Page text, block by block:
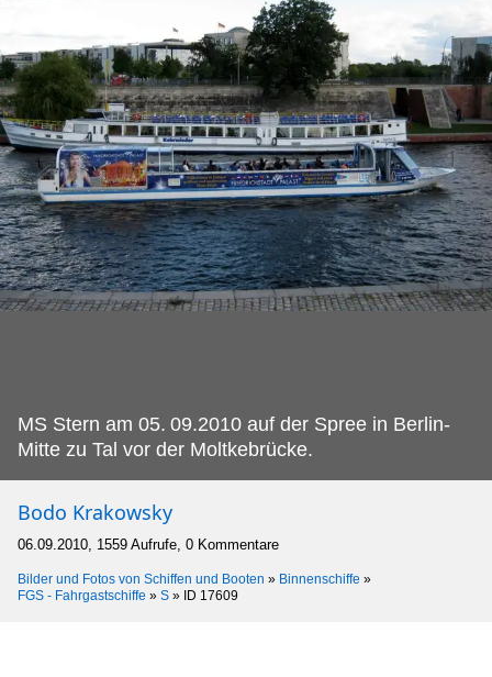
MS Stern am 05. 09.2010 auf der Spree in Berlin-
Mitte zu Tal vor der Moltkebrücke.
Bodo Krakowsky
06.09.2010, 1559 Aufrufe, 0 Kommentare
Bilder und Fotos von Schiffen und Booten » Binnenschiffe »
FGS - Fahrgastschiffe » S » ID 17609